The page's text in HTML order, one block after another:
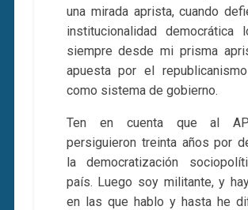
una mirada aprista, cuando
institucionalidad democrática
siempre desde mi prisma
apuesta por el
como sistema de gobierno.
Ten en cuenta que al
persiguieron treinta años por
la democratización
país. Luego soy militante, y
en las que hablo y hasta he